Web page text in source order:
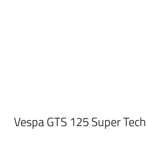
Vespa GTS 125 Super Tech